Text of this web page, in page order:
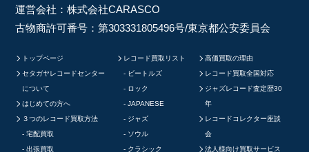
運営会社：株式会社CARASCO
古物商許可番号：第303331805496号/東京都公安委員会
トップページ
セタガヤレコードセンター
について
はじめての方へ
３つのレコード買取方法
宅配買取
出張買取
レコード買取リスト
ビートルズ
ロック
JAPANESE
ジャズ
ソウル
クラシック
高価買取の理由
レコード買取全国対応
ジャズレコード査定歴30
年
レコードコレクター座談
会
法人様向け買取サービス